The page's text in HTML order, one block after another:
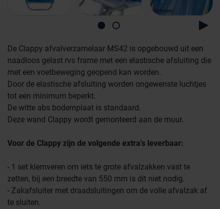
De Clappy afvalverzamelaar MS42 is opgebouwd uit een
naadloos gelast rvs frame met een elastische afsluiting die
met een voetbeweging geopend kan worden.
Door de elastische afsluiting worden ongewenste luchtjes
tot een minimum beperkt.
De witte abs bodemplaat is standaard.
Deze wand Clappy wordt gemonteerd aan de muur.
Voor de Clappy zijn de volgende extra's leverbaar:
- 1 set klemveren om iets te grote afvalzakken vast te
zetten, bij een breedte van 550 mm is dit niet nodig.
- Zakafsluiter met draadsluitingen om de volle afvalzak af
te sluiten.
Logistiek en opslag
Afvalinzamelaars
Werkplekinrichting